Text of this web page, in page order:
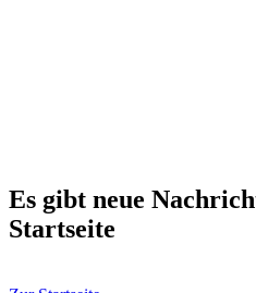
Es gibt neue
Startseite